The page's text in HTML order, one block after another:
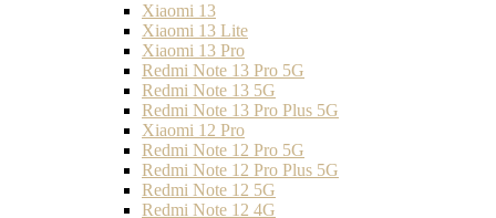
Xiaomi 13
Xiaomi 13 Lite
Xiaomi 13 Pro
Redmi Note 13 Pro 5G
Redmi Note 13 5G
Redmi Note 13 Pro Plus 5G
Xiaomi 12 Pro
Redmi Note 12 Pro 5G
Redmi Note 12 Pro Plus 5G
Redmi Note 12 5G
Redmi Note 12 4G